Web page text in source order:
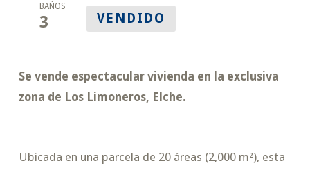
BAÑOS
3 VENDIDO
Se vende espectacular vivienda en la exclusiva
zona de Los Limoneros, Elche.
Ubicada en una parcela de 20 áreas (2,000 m²), esta